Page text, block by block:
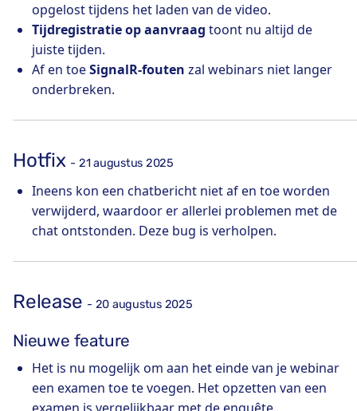
opgelost tijdens het laden van de video.
Tijdregistratie op aanvraag toont nu altijd de
juiste tijden.
Af en toeSignalR-fouten zal webinars niet langer
onderbreken.
Hotfix - 21 augustus 2025
Ineens kon een chatbericht niet af en toe worden
verwijderd, waardoor er allerlei problemen met de
chat ontstonden. Deze bug is verholpen.
Release - 20 augustus 2025
Nieuwe feature
Het is nu mogelijk om aan het einde van je webinar
een examen toe te voegen. Het opzetten van een